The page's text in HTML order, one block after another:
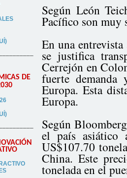
DE
Según León
Pacífico son muy
En una
se justifica
Cerrejón en
fuerte
Europa. Esta
Europa.
Según
el país asiático
US$107.70
China. Este
tonelada en el